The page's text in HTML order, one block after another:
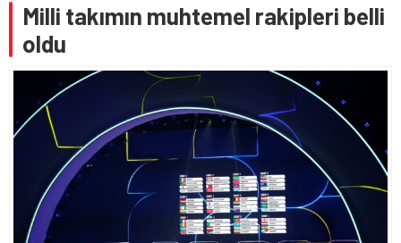
Milli takımın muhtemel rakipleri belli
oldu